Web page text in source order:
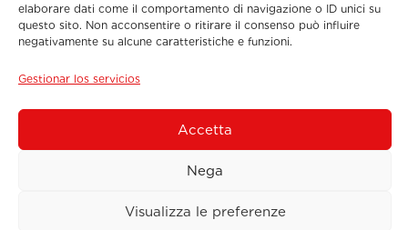
elaborare dati come il comportamento di navigazione o ID unici su
questo sito. Non acconsentire o ritirare il consenso può influire
negativamente su alcune caratteristiche e funzioni.
Gestionar los servicios
Accetta
Nega
Visualizza le preferenze
Menu
Suscríbete al boletín
02240240560 - Via M.llo Romiti, 54 - 01100 Viterbo